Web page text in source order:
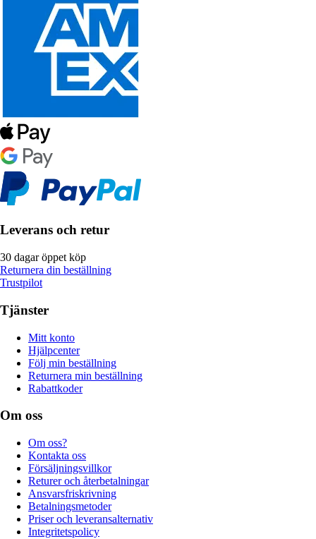
Leverans och retur
30 dagar öppet köp
Returnera din beställning
Trustpilot
Tjänster
Mitt konto
Hjälpcenter
Följ min beställning
Returnera min beställning
Rabattkoder
Om oss
Om oss?
Kontakta oss
Försäljningsvillkor
Returer och återbetalningar
Ansvarsfriskrivning
Betalningsmetoder
Priser och leveransalternativ
Integritetspolicy